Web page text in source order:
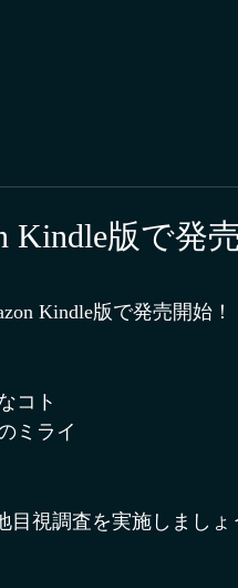
Kindle版で発
Kindle版で発売開始！
コト
ミライ
目視調査を実施しましょ